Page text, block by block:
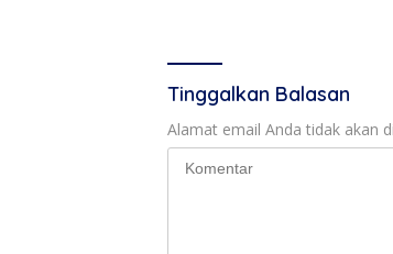
Tinggalkan Balasan
Alamat email Anda tidak akan